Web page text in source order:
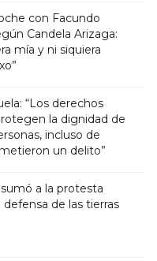
con Facundo
Candela Arizaga:
mía y ni siquiera
“Los derechos
la dignidad de
incluso de
un delito”
a la protesta
defensa de las tierras